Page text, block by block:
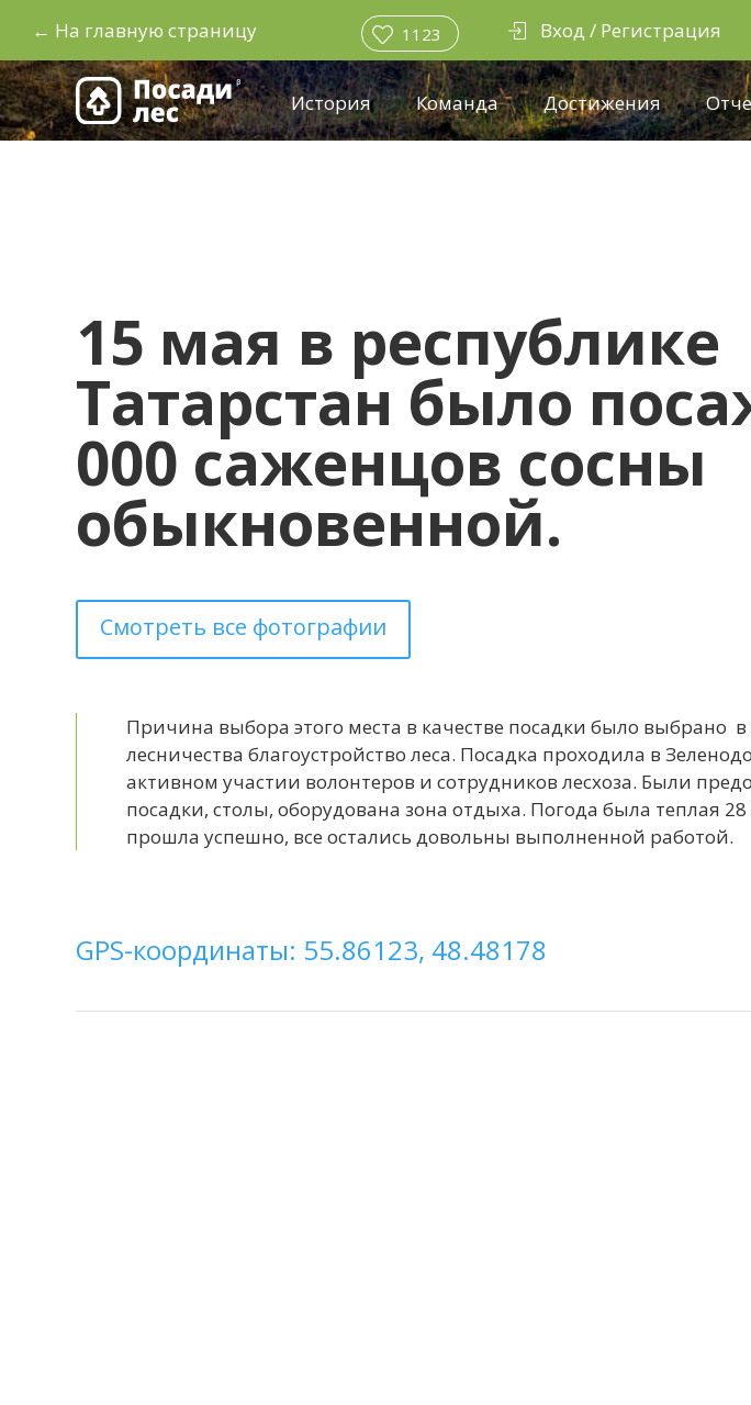
← На главную страницу 1123 Вход / Регистрация
История Команда Достижения
15 мая в республике
Татарстан было
000 саженцов сосны
обыкновенной.
Смотреть все фотографии
Причина выбора этого места в качестве посадки было выбрано
лесничества благоустройство леса. Посадка проходила в
активном участии волонтеров и сотрудников лесхоза. Были
посадки, столы, оборудована зона отдыха. Погода была теплая
прошла успешно, все остались довольны выполненной работой.
GPS-координаты: 55.86123, 48.48178